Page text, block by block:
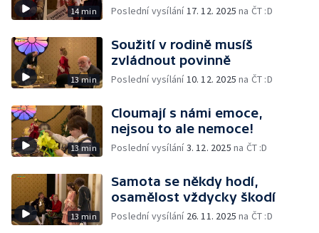
14 min Poslední vysílání17. 12. 2025 na ČT :D
13 min
Soužití v rodině musíš
zvládnout povinně
Poslední vysílání10. 12. 2025 na ČT :D
13 min
Cloumají s námi emoce,
nejsou to ale nemoce!
Poslední vysílání3. 12. 2025 na ČT :D
13 min
Samota se někdy hodí,
osamělost vždycky škodí
Poslední vysílání 26. 11. 2025 na ČT :D